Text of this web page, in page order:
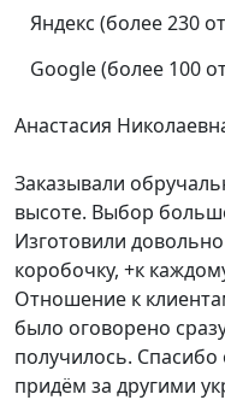
Яндекс (более 230
Google (более 100
Анастасия
Заказывали
высоте. Выбор
Изготовили
коробочку, +к
Отношение к
было оговорено
получилось.
придём за другими